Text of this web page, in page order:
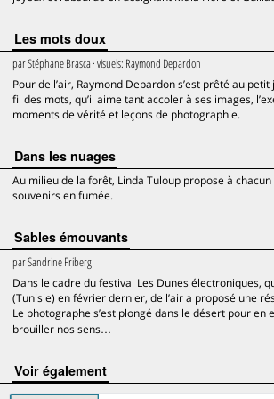
Les mots doux
parStéphane Brasca · visuels: Raymond Depardon
Pour de l’air, Raymond Depardon s’est prêté au
fil des mots, qu’il aime tant accoler à ses images,
moments de vérité et leçons de photographie.
Dans les nuages
Au milieu de la forêt, Linda Tuloup propose à
souvenirs en fumée.
Sables émouvants
parSandrine Friberg
Dans le cadre du festival Les Dunes électroniques,
(Tunisie) en février dernier, de l’air a proposé une
Le photographe s’est plongé dans le désert pour en
brouiller nos sens…
voir également